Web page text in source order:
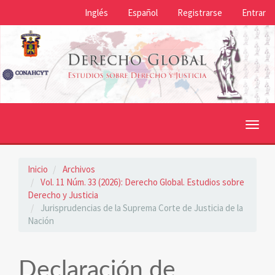
Contenido
principal
Barra
lateral
Inglés Español Registrarse Entrar
Inicio
Archivos
Vol. 11 Núm. 33 (2026): Derecho Global. Estudios sobre
Derecho y Justicia
Jurisprudencias de la Suprema Corte de Justicia de la
Nación
Declaración de